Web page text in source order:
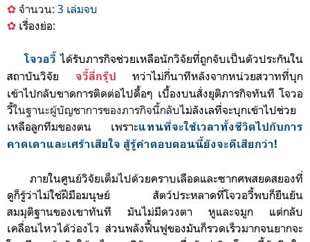
✿ จำนวน: 3 เล่มจบ
✿ เรื่องย่อ:
โจวอวี้ ได้รับภารกิจช่วยเหลือนักวิจัยที่ถูกจับเป็นตัวประกันใน
สถาบันวิจัย
จวี้ลี่กรุ๊ป
ทว่าไม่กี่นาทีหลังจากหน่วยสวาทที่บุก
เข้าไปกลับขาดการติดต่อไปดื้อๆ เบื้องบนสั่งยุติภารกิจทันที โจวอ
วี้ในฐานะผู้บัญชาการของภารกิจนี้กลับไม่ลังเลที่จะบุกเข้าไปช่วย
เหลือลูกทีมของตน เพราะแทนที่จะใช้เวลาทั้งชีวิตไปกับการ
คาดเดาและเศร้าเสียใจ สู้รู้คำตอบตอนนี้ยังจะดีเสียกว่า!
ภายในศูนย์วิจัยเต็มไปด้วยคราบเลือดและซากศพสยดสยองที่
ดูก็รู้ว่าไม่ใช่ฝีมือมนุษย์ สัตว์ประหลาดที่โจวอวี้พบก็ยืนยัน
สมมุติฐานของเขาทันที มันไม่มีดวงตา หูและจมูก แต่กลับ
เคลื่อนไหวได้ว่องไว ส่วนพลังฟื้นฟูของมันก็รวดเร็วมากจนยากจะ